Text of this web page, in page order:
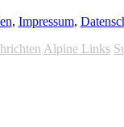
, Impressum,
Alpine Links